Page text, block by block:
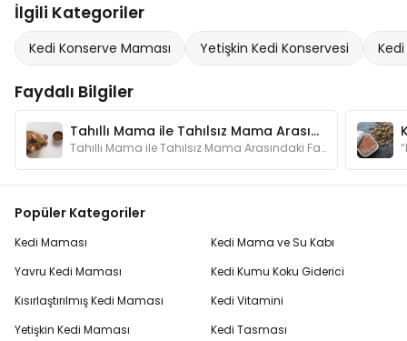
İlgili Kategoriler
Kedi Konserve Maması Yetişkin Kedi Konservesi
Faydalı Bilgiler
Tahıllı Mama ile Tahılsız Mama Arasındaki Fark Nedir?
Tahıllı Mama ile Tahılsız Mama Arasındaki Fark Nedir?
Popüler Kategoriler
Kedi Maması
Yavru Kedi Maması
Kısırlaştırılmış Kedi Maması
Yetişkin Kedi Maması
Kedi Mama ve Su Kabı
Kedi Kumu Koku Giderici
Kedi Vitamini
Kedi Tasması